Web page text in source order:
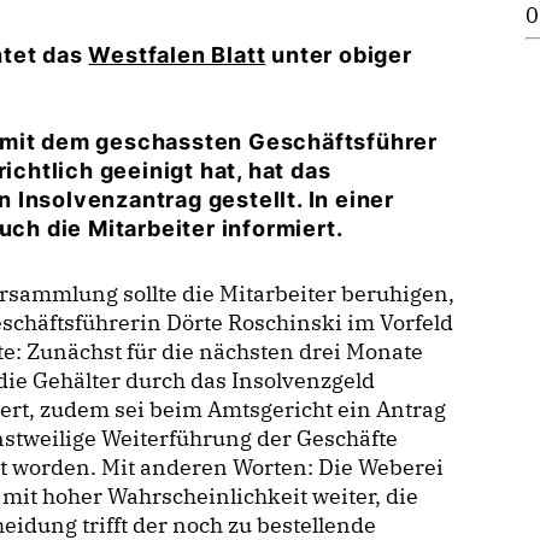
dasWestfalen Blatt unter obiger
dem geschassten Geschäftsführer
geeinigt hat, hat das
Insolvenzantrag gestellt. In einer
die Mitarbeiter informiert.
sollte die Mitarbeiter beruhigen,
Dörte Roschinski im Vorfeld
Zunächst für die nächsten drei Monate
Gehälter durch das Insolvenzgeld
zudem sei beim Amtsgericht ein Antrag
Weiterführung der Geschäfte
worden. Mit anderen Worten: Die Weberei
hoher Wahrscheinlichkeit weiter, die
trifft der noch zu bestellende